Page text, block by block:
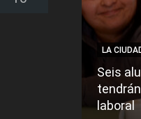
LA
Seis
laboral